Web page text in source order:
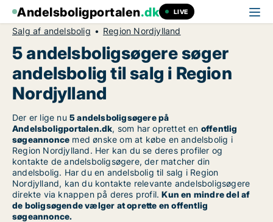
Andelsboligportalen.dk LIVE
Salg af andelsbolig Region Nordjylland
5 andelsboligsøgere søger
andelsbolig til salg i Region
Nordjylland
Der er lige nu 5 andelsboligsøgere på
Andelsboligportalen.dk, som har oprettet en offentlig
søgeannonce med ønske om at købe en andelsbolig i
Region Nordjylland. Her kan du se deres profiler og
kontakte de andelsboligsøgere, der matcher din
andelsbolig. Har du en andelsbolig til salg i Region
Nordjylland, kan du kontakte relevante andelsboligsøgere
direkte via knappen på deres profil.Kun en mindre del af
de boligsøgende vælger at oprette en offentlig
søgeannonce.